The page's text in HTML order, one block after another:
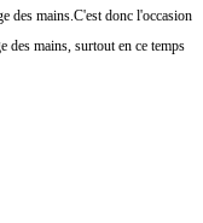
des mains.C'est donc l'occasion
des mains, surtout en ce temps